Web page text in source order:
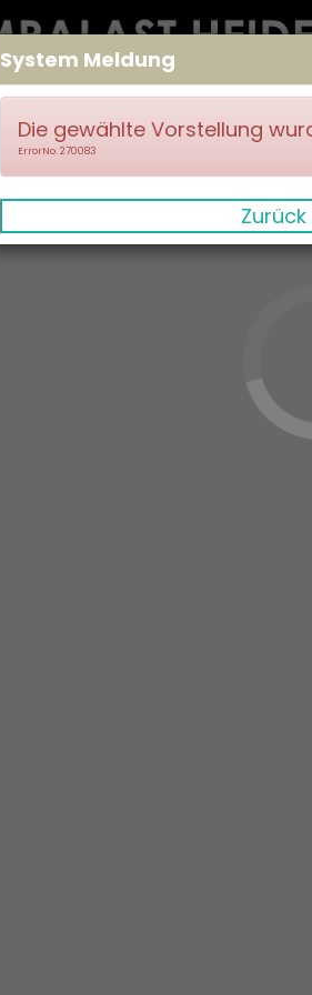
System Meldung
Die gewählte Vorstellung
ErrorNo. 270083